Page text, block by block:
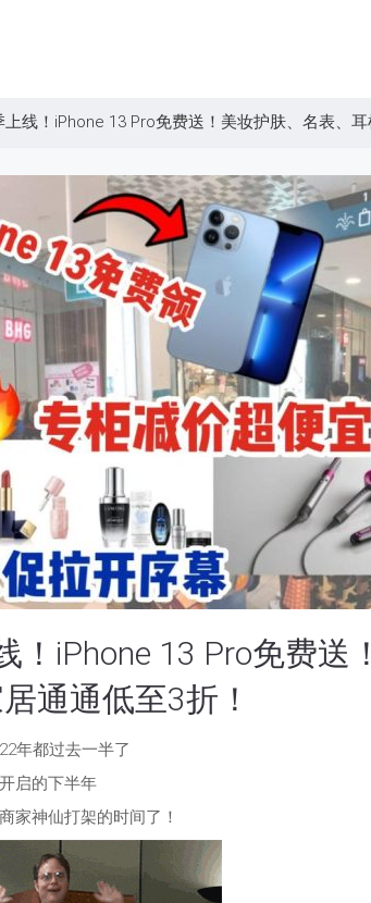
线！iPhone 13 Pro免费送！美妆护肤、名表、耳
！iPhone 13 Pro免费送
通通低至3折！
年都过去一半了
启的下半年
家神仙打架的时间了！